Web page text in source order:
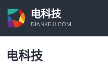
电科技
DIANKEJI.COM
电科技